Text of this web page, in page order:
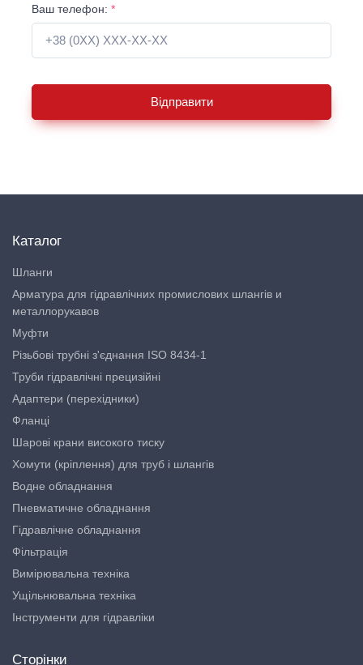
Ваш телефон: *
Відправити
Каталог
Шланги
Арматура для гідравлічних промислових шлангів и
металлорукавов
Муфти
Різьбові трубні з'єднання ISO 8434-1
Труби гідравлічні прецизійні
Адаптери (перехідники)
Фланці
Шарові крани високого тиску
Хомути (кріплення) для труб і шлангів
Водне обладнання
Пневматичне обладнання
Гідравлічне обладнання
Фільтрація
Вимірювальна техніка
Ущільнювальна техніка
Інструменти для гідравліки
Сторінки